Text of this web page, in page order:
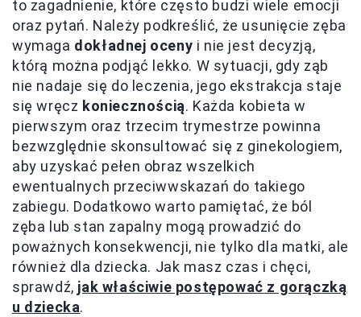
to zagadnienie, które często budzi wiele emocji
oraz pytań. Należy podkreślić, że usunięcie zęba
wymaga dokładnej oceny i nie jest decyzją,
którą można podjąć lekko. W sytuacji, gdy ząb
nie nadaje się do leczenia, jego ekstrakcja staje
się wręcz koniecznością. Każda kobieta w
pierwszym oraz trzecim trymestrze powinna
bezwzględnie skonsultować się z ginekologiem,
aby uzyskać pełen obraz wszelkich
ewentualnych przeciwwskazań do takiego
zabiegu. Dodatkowo warto pamiętać, że ból
zęba lub stan zapalny mogą prowadzić do
poważnych konsekwencji, nie tylko dla matki, ale
również dla dziecka. Jak masz czas i chęci,
sprawdź, jak właściwie postępować z gorączką
u dziecka.